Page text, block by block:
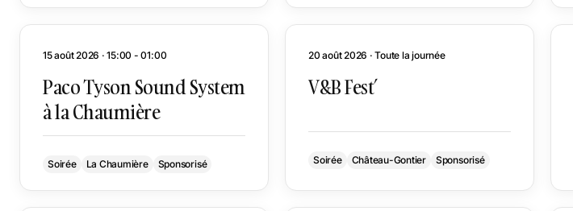
15 août 2026 · 15:00 - 01:00
Paco Tyson Sound System
à la Chaumière
Soirée La Chaumière Sponsorisé
20 août 2026 · Toute la journée
V&B Fest’
Soirée Château-Gontier Sponsorisé